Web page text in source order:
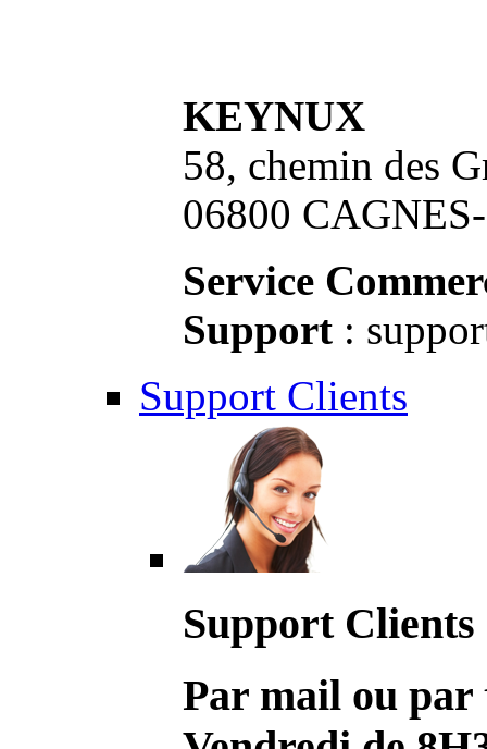
KEYNUX
58, chemin des
06800
Service
Support :
Support Clients
Support Clients
Par mail ou par